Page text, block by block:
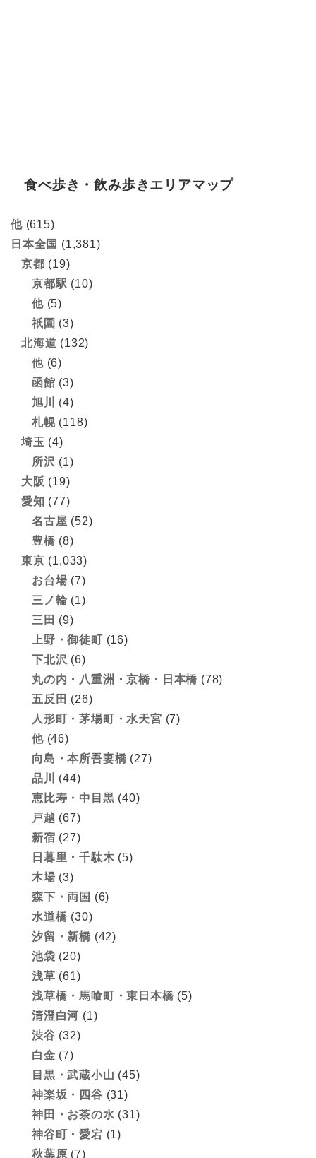
食べ歩き・飲み歩きエリアマップ
他(615)
日本全国 (1,381)
京都 (19)
京都駅 (10)
他(5)
祇園 (3)
北海道 (132)
他(6)
函館 (3)
旭川
(4)
札幌(118)
埼玉 (4)
所沢 (1)
大阪 (19)
愛知 (77)
名古屋 (52)
豊橋 (8)
東京 (1,033)
お台場 (7)
三ノ輪 (1)
三田 (9)
上野・御徒町 (16)
下北沢 (6)
丸の内・八重洲・京橋・日本橋 (78)
五反田 (26)
人形町・茅場町・水天宮 (7)
他(46)
向島・本所吾妻橋 (27)
品川
(44)
恵比寿・中目黒 (40)
戸越 (67)
新宿 (27)
日暮里・千駄木 (5)
木場 (3)
森下・両国 (6)
水道橋 (30)
汐留・新橋 (42)
池袋 (20)
浅草 (61)
浅草橋・馬喰町・東日本橋 (5)
清澄白河 (1)
渋谷 (32)
白金 (7)
目黒・武蔵小山 (45)
神楽坂・四谷 (31)
神田・お茶の水 (31)
神谷町・愛宕 (1)
秋葉原 (7)